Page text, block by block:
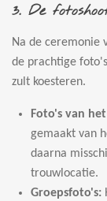
3. De
Na de ceremonie
de prachtige
zult koesteren.
Foto's van
gemaakt van
daarna
trouwlocatie.
Groepsfoto's: